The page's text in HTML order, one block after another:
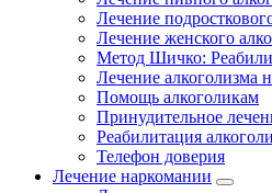
Лечение
Лечение женского
Метод Шичко:
Лечение алкоголизма
Помощь алкоголикам
Принудительное
Реабилитация
Телефон доверия
Лечение наркомании